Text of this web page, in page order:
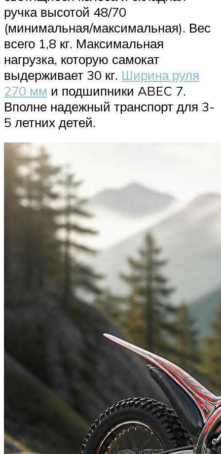
ручка высотой 48/70
(минимальная/максимальная). Вес
всего 1,8 кг. Максимальная
нагрузка, которую самокат
выдерживает 30 кг. Ширина руля
270 мм и подшипники ABEC 7.
Вполне надежный транспорт для 3-
5 летних детей.